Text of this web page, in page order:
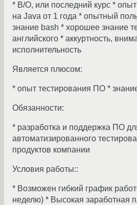
* В/О, или последний курс *
на Java от 1 года * опытный
знание bash * хорошее знание
английского * аккуртность,
исполнительность
Является плюсом:
* опыт тестирования ПО *
Обязанности:
* разработка и поддержка ПО
автоматизированного
продуктов компании
Условия работы::
* Возможен гибкий график
неделю) * Высокая заработная